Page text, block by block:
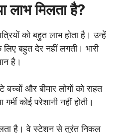
लाभ मिलता है?
को बहुत लाभ होता है। उन्हें
बहुत देर नहीं लगती। भारी
है।
बच्चों और बीमार लोगों को राहत
कोई परेशानी नहीं होती।
है। वे स्टेशन से तुरंत निकल